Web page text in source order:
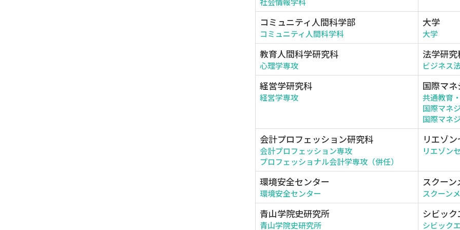
コミュニティ人間科学部
コミュニティ人間科学科
大学
大学
教育人間科学研究科
心理学専攻
法学研究
ビジネス
経営学研究科
経営学専攻
国際マ
共通教育
国際マネ
国際マネ
会計プロフェッション研究科
会計プロフェッション専攻
プロフェッショナル会計学専攻（併任）
リエゾ
リエゾン
環境安全センター
環境安全センター
スクー
スクーン
青山学院史研究所
青山学院史研究所
シビッ
シビック